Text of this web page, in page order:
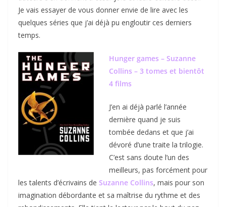
Je vais essayer de vous donner envie de lire avec les
quelques séries que j’ai déjà pu engloutir ces derniers
temps.
Hunger games – Suzanne
Collins – 3 tomes et bientôt
4 films
J’en ai déjà parlé l’année
dernière quand je suis
tombée dedans et que j’ai
dévoré d’une traite la trilogie.
C’est sans doute l’un des
meilleurs, pas forcément pour
les talents d’écrivains de Suzanne Collins, mais pour son
imagination débordante et sa maîtrise du rythme et des